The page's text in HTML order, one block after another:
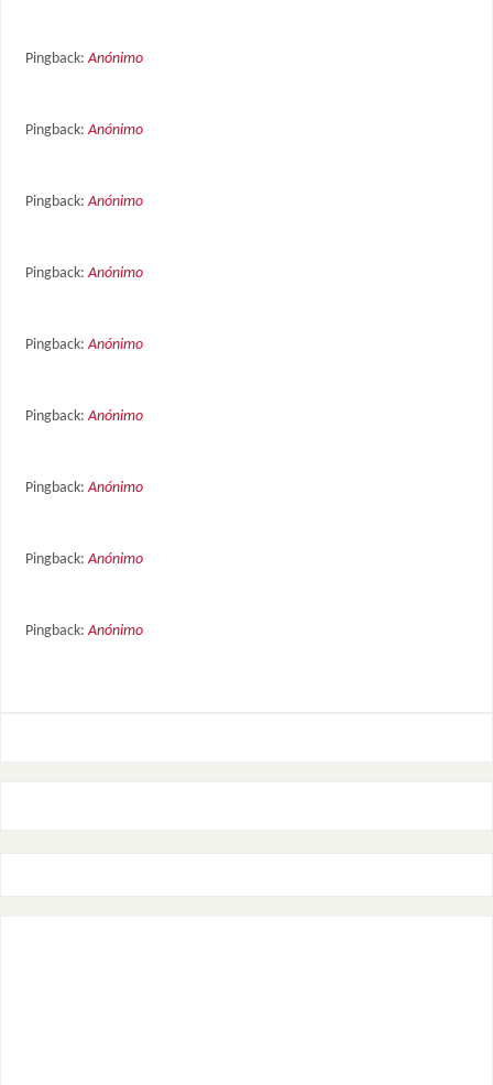
Pingback:Anónimo
Pingback:Anónimo
Pingback:Anónimo
Pingback:Anónimo
Pingback:Anónimo
Pingback:Anónimo
Pingback:Anónimo
Pingback:Anónimo
Pingback:Anónimo